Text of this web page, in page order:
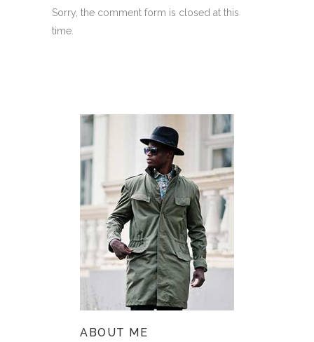
Sorry, the comment form is closed at this
time.
ABOUT ME